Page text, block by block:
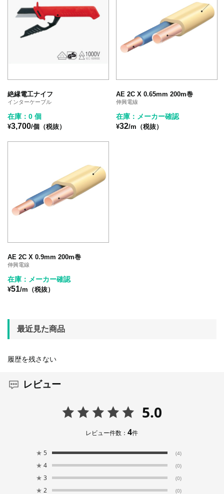
絶縁電工ナイフ
インターケーブル
在庫：0 個
¥3,700/個（税抜）
AE 2C X 0.65mm 200m巻
伸興電線
在庫：メーカー確認
¥32/m（税抜）
AE 2C X 0.9mm 200m巻
伸興電線
在庫：メーカー確認
¥51/m（税抜）
最近見た商品
履歴を残さない
レビュー
5.0
レビュー件数：4件
★ 5 (4)
★ 4 (0)
★ 3 (0)
★ 2 (0)